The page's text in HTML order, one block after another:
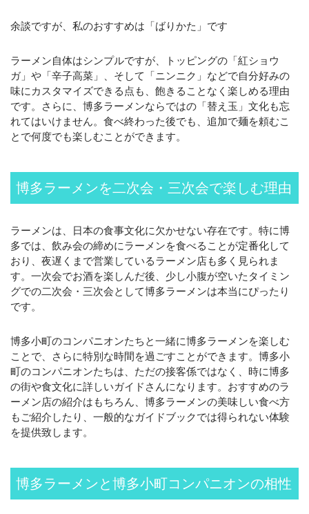
余談ですが、私のおすすめは「ばりかた」です
ラーメン自体はシンプルですが、トッピングの「紅ショウ
ガ」や「辛子高菜」、そして「ニンニク」などで自分好みの
味にカスタマイズできる点も、飽きることなく楽しめる理由
です。さらに、博多ラーメンならではの「替え玉」文化も忘
れてはいけません。食べ終わった後でも、追加で麺を頼むこ
とで何度でも楽しむことができます。
博多ラーメンを二次会・三次会で楽しむ理由
ラーメンは、日本の食事文化に欠かせない存在です。特に博
多では、飲み会の締めにラーメンを食べることが定番化して
おり、夜遅くまで営業しているラーメン店も多く見られま
す。一次会でお酒を楽しんだ後、少し小腹が空いたタイミン
グでの二次会・三次会として博多ラーメンは本当にぴったり
です。
博多小町のコンパニオンたちと一緒に博多ラーメンを楽しむ
ことで、さらに特別な時間を過ごすことができます。博多小
町のコンパニオンたちは、ただの接客係ではなく、時に博多
の街や食文化に詳しいガイドさんになります。おすすめのラ
ーメン店の紹介はもちろん、博多ラーメンの美味しい食べ方
もご紹介したり、一般的なガイドブックでは得られない体験
を提供致します。
博多ラーメンと博多小町コンパニオンの相性